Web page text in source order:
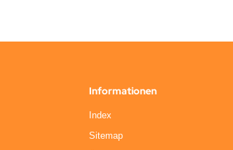
Informationen
Index
Sitemap